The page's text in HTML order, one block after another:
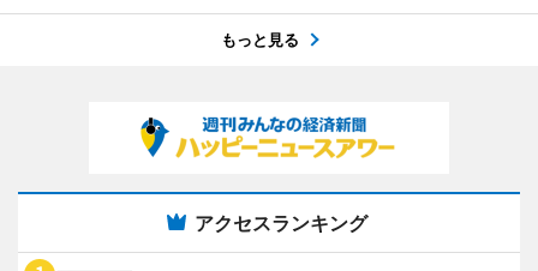
もっと見る
アクセスランキング